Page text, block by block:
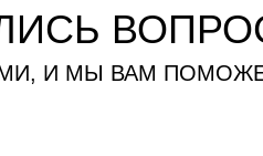
И МЫ ВАМ